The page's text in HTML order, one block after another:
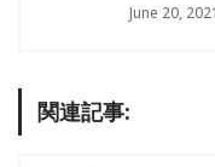
June 20, 2021
関連記事: